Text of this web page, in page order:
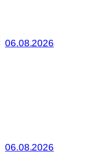
06.08.2026
06.08.2026